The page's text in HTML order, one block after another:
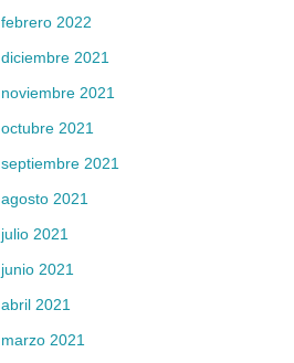
febrero 2022
diciembre 2021
noviembre 2021
octubre 2021
septiembre 2021
agosto 2021
julio 2021
junio 2021
abril 2021
marzo 2021